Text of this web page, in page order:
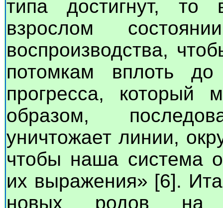
типа достигнут, то
взрослом
воспроизводства,
потомкам вплоть
прогресса, который
образом,
уничтожает линии,
чтобы наша система
их выражения» [6].
новых родов на